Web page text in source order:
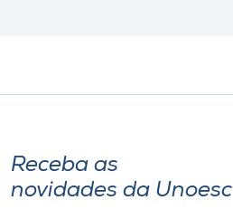
Receba as
novidades da Unoesc